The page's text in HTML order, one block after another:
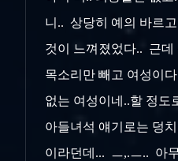
니.. 상당히 예의 바르
것이 느껴졌었다.. 근데
목소리만 빼고 여성이
없는 여성이네..할 정
아들녀석 얘기로는 덩
이라던데... ㅡ,.ㅡ.. 아